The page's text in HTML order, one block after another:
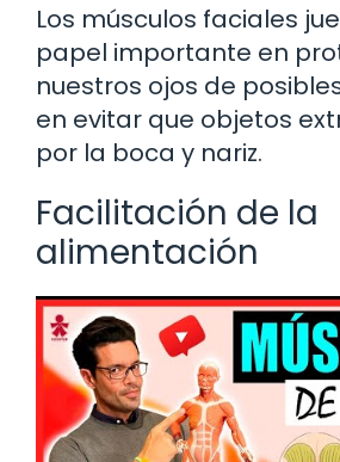
Los músculos faciales
papel importante en
nuestros ojos de
en evitar que objetos
por la boca y nariz.
Facilitación de la
alimentación